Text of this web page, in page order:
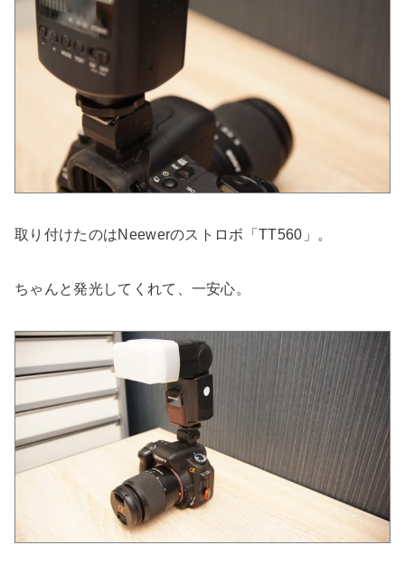
取り付けたのはNeewerのストロボ「TT560」。
ちゃんと発光してくれて、一安心。